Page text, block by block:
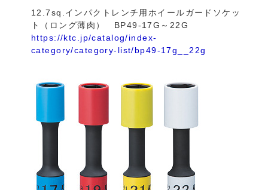
12.7sq.インパクトレンチ用ホイールガードソケッ
ト（ロング薄肉） BP49-17G～22G
https://ktc.jp/catalog/index-
category/category-list/bp49-17g__22g